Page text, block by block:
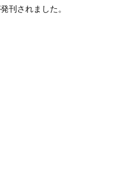
刊されました。